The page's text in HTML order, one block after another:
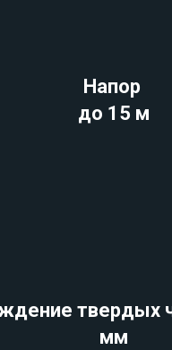
Напор
до 15 м
твердых
мм